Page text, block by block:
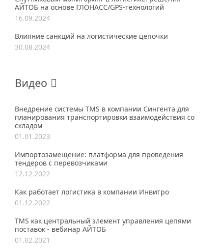
АЙТОБ на основе ГЛОНАСС/GPS-технологий
16.09.2024
Влияние санкций на логистические цепочки
30.08.2024
Видео
Внедрение системы TMS в компании Сингента для
планирования транспортировки взаимодействия со
складом
01.01.2023
Импортозамещение: платформа для проведения
тендеров с перевозчиками
12.12.2022
Как работает логистика в компании Инвитро
01.12.2022
TMS как центральный элемент управления цепями
поставок - вебинар АЙТОБ
01.02.2021